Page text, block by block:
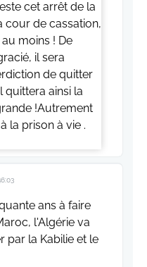
cet arrêt de la
cour de cassation,
moins ! De
il sera
de quitter
quittera ainsi la
!Autrement
la prison à vie .
ans à faire
l'Algérie va
par la Kabilie et le